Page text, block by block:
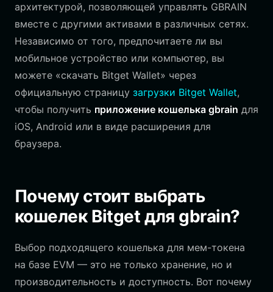
архитектурой, позволяющей управлять GBRAIN
вместе с другими активами в различных сетях.
Независимо от того, предпочитаете ли вы
мобильное устройство или компьютер, вы
можете «скачать Bitget Wallet» через
официальную страницу загрузки Bitget Wallet,
чтобы получить приложение кошелька gbrain для
iOS, Android или в виде расширения для
браузера.
Почему стоит выбрать
кошелек Bitget для gbrain?
Выбор подходящего кошелька для мем-токена
на базе EVM — это не только хранение, но и
производительность и доступность. Вот почему